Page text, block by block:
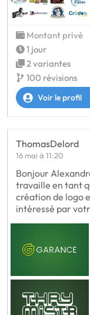
Montant privé
1 jour
2 variantes
100 révisions
Voir le profil
ThomasDelord
16 mai à 11:20
Bonjour
travaille en tant
création de logo
intéressé par